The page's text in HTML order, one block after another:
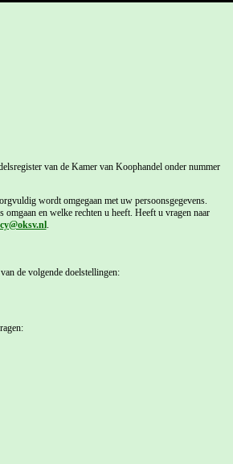
van de Kamer van Koophandel onder nummer
wordt omgegaan met uw persoonsgegevens.
en welke rechten u heeft. Heeft u vragen naar
.
de volgende doelstellingen: